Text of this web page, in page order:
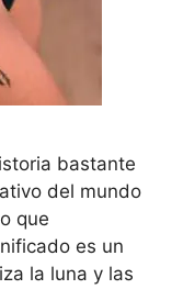
bastante
del mundo
que
es un
la luna y las